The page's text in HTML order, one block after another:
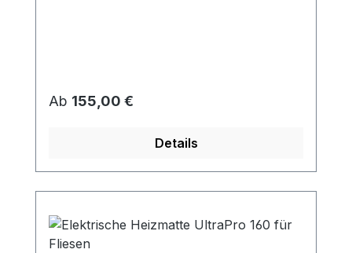
Regulärer Preis:
Ab 155,00 €
Details